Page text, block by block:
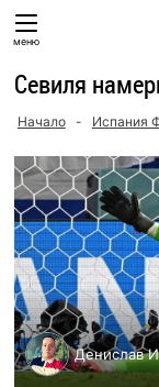
Skip
toменю
Севиля
Начало - Испания
Денислав